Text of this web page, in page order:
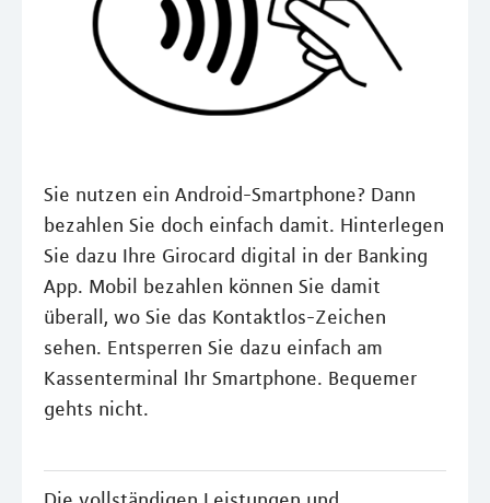
Sie nutzen ein Android-Smartphone? Dann
bezahlen Sie doch einfach damit. Hinterlegen
Sie dazu Ihre Girocard digital in der Banking
App. Mobil bezahlen können Sie damit
überall, wo Sie das Kontaktlos-Zeichen
sehen. Entsperren Sie dazu einfach am
Kassenterminal Ihr Smartphone. Bequemer
gehts nicht.